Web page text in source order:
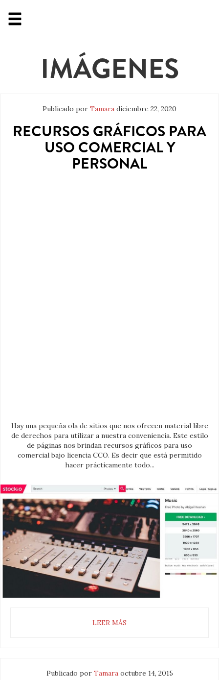
IMÁGENES
Publicado por Tamara diciembre 22, 2020
RECURSOS GRÁFICOS PARA
USO COMERCIAL Y
PERSONAL
Hay una pequeña ola de sitios que nos ofrecen material libre
de derechos para utilizar a nuestra conveniencia. Este estilo
de páginas nos brindan recursos gráficos para uso
comercial bajo licencia CCO. Es decir que está permitido
hacer prácticamente todo...
LEER MÁS
Publicado por Tamara octubre 14, 2015